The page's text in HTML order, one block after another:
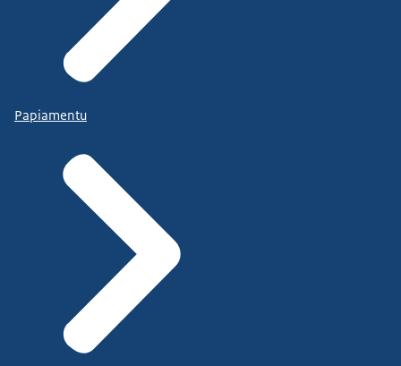
Papiamentu